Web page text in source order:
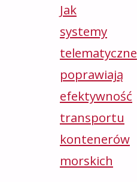
Jak
systemy
telematyczne
poprawiają
efektywność
transportu
kontenerów
morskich